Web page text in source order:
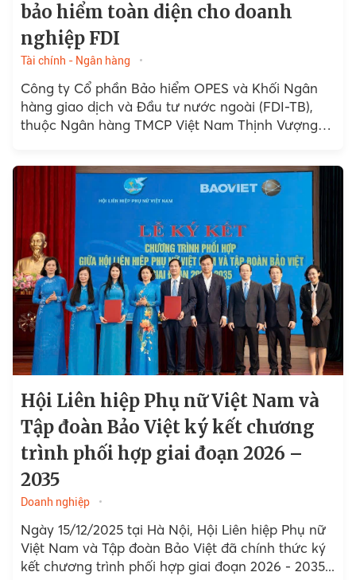
bảo hiểm toàn diện cho doanh
nghiệp FDI
Tài chính - Ngân hàng
Công ty Cổ phần Bảo hiểm OPES và Khối Ngân
hàng giao dịch và Đầu tư nước ngoài (FDI-TB),
thuộc Ngân hàng TMCP Việt Nam Thịnh Vượng
Hội Liên hiệp Phụ nữ Việt Nam và
Tập đoàn Bảo Việt ký kết chương
trình phối hợp giai đoạn 2026 –
2035
Doanh nghiệp
Ngày 15/12/2025 tại Hà Nội, Hội Liên hiệp Phụ nữ
Việt Nam và Tập đoàn Bảo Việt đã chính thức ký
kết chương trình phối hợp giai đoạn 2026 - 2035...